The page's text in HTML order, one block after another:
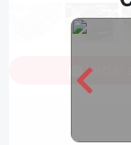
Iniciar